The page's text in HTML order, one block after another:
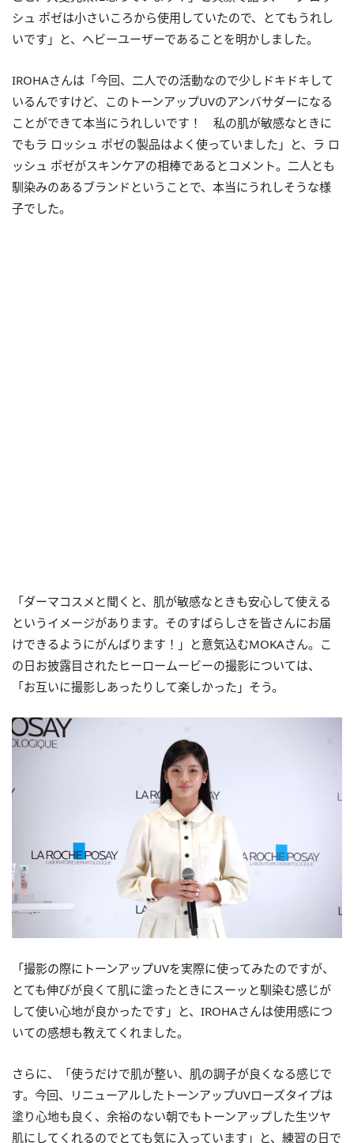
シュ ポゼは小さいころから使用していたので、とてもうれし
いです」と、ヘビーユーザーであることを明かしました。
IROHAさんは「今回、二人での活動なので少しドキドキして
いるんですけど、このトーンアップUVのアンバサダーになる
ことができて本当にうれしいです！ 私の肌が敏感なときに
でもラ ロッシュ ポゼの製品はよく使っていました」と、ラ ロ
ッシュ ポゼがスキンケアの相棒であるとコメント。二人とも
馴染みのあるブランドということで、本当にうれしそうな様
子でした。
「ダーマコスメと聞くと、肌が敏感なときも安心して使える
というイメージがあります。そのすばらしさを皆さんにお届
けできるようにがんばります！」と意気込むMOKAさん。こ
の日お披露目されたヒーロームービーの撮影については、
「お互いに撮影しあったりして楽しかった」そう。
「撮影の際にトーンアップUVを実際に使ってみたのですが、
とても伸びが良くて肌に塗ったときにスーッと馴染む感じが
して使い心地が良かったです」と、IROHAさんは使用感につ
いての感想も教えてくれました。
さらに、「使うだけで肌が整い、肌の調子が良くなる感じで
す。今回、リニューアルしたトーンアップUVローズタイプは
塗り心地も良く、余裕のない朝でもトーンアップした生ツヤ
肌にしてくれるのでとても気に入っています」と、練習の日で